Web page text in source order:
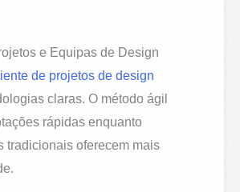
e Equipas de Design
de projetos de design
claras. O método ágil
rápidas enquanto
tradicionais oferecem mais